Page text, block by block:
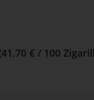
(41,70 € / 100